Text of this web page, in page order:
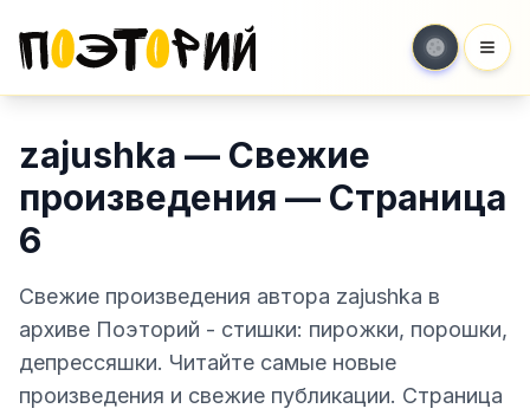
zajushka — Свежие
произведения — Страница
6
Свежие произведения автора zajushka в
архиве Поэторий - стишки: пирожки, порошки,
депрессяшки. Читайте самые новые
произведения и свежие публикации. Страница